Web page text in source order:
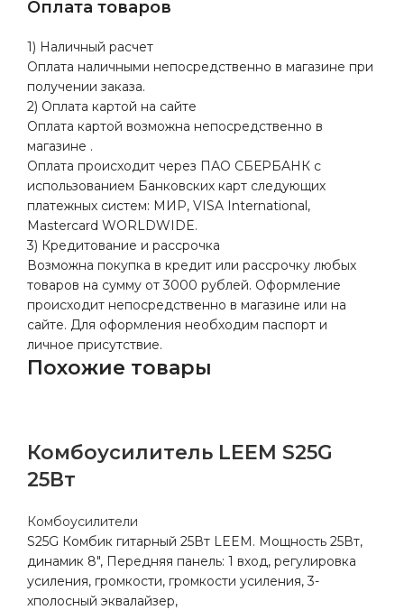
Оплата товаров
1) Наличный расчет
Оплата наличными непосредственно в магазине при
получении заказа.
2) Оплата картой на сайте
Оплата картой возможна непосредственно в
магазине .
Оплата происходит через ПАО СБЕРБАНК с
использованием Банковских карт следующих
платежных систем: МИР, VISA International,
Mastercard WORLDWIDE.
3) Кредитование и рассрочка
Возможна покупка в кредит или рассрочку любых
товаров на сумму от 3000 рублей. Оформление
происходит непосредственно в магазине или на
сайте. Для оформления необходим паспорт и
личное присутствие.
Похожие товары
Комбоусилитель LEEM S25G
25Вт
Комбоусилители
S25G Комбик гитарный 25Вт LEEM. Мощность 25Вт,
динамик 8″, Передняя панель: 1 вход, регулировка
усиления, громкости, громкости усиления, 3-
хполосный эквалайзер,